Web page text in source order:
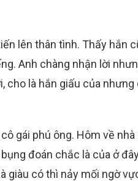
lên thân tình. Thấy hắn
Anh chàng nhận lời
cho là hắn giấu của
gái phú ông. Hôm về
đoán chắc là của ở
giàu có thì nảy mối ngờ